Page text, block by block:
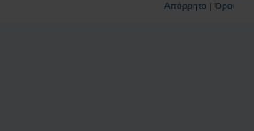
Απόρρητο | Όροι